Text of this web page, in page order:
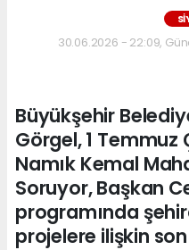
30.06.2026 - 22:09,
Büyükşehir
Görgel, 1
Namık Kemal
Soruyor, Başkan
programında
projelere ilişkin